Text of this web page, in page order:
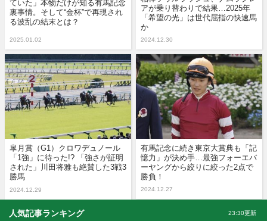
ていた」本物だけが知る有馬記念
裏事情。そして“金杯”で再現され
る波乱の結末とは？
2025.01.02
アが乗り替わりで結果…2025年
「希望の光」は世代屈指の快速馬
か
2024.12.30
皐月賞（G1）クロワデュノール
「1強」に待った!? 「強さが証明
された」川田将雅も絶賛した3戦3
勝馬
2024.12.29
有馬記念に続き東京大賞典も「記
憶力」が決め手…最強フォーエバ
ーヤングから絞りに絞った2点で
勝負！
2024.12.27
人気記事ランキング 23:30更新